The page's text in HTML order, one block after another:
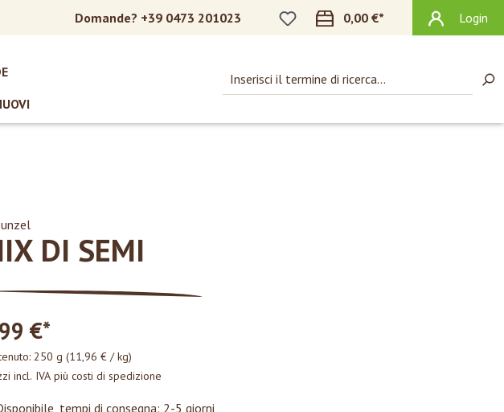
Domande? +39 0473 201023
HAI 0 ARTICOLI NELLA LISTA DEI
0,00 €* Login
DI SEMI
€*
250 g (11,96 € / kg)
incl. IVA più costi di spedizione
tempi di consegna: 2-5 giorni